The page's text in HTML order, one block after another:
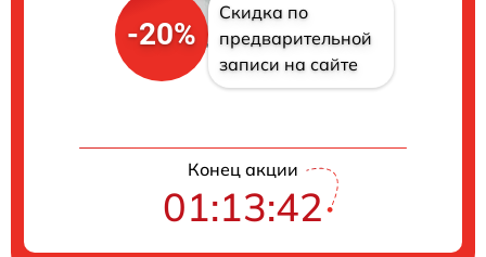
-20%
Скидка по
предварительной
записи на сайте
Конец акции
01:13:41